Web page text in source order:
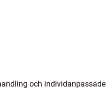
och individanpassade